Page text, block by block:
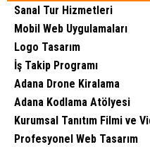
Sanal Tur Hizmetleri
Mobil Web Uygulamaları
Logo Tasarım
İş Takip Programı
Adana Drone Kiralama
Adana Kodlama Atölyesi
Kurumsal Tanıtım Filmi ve
Profesyonel Web Tasarım